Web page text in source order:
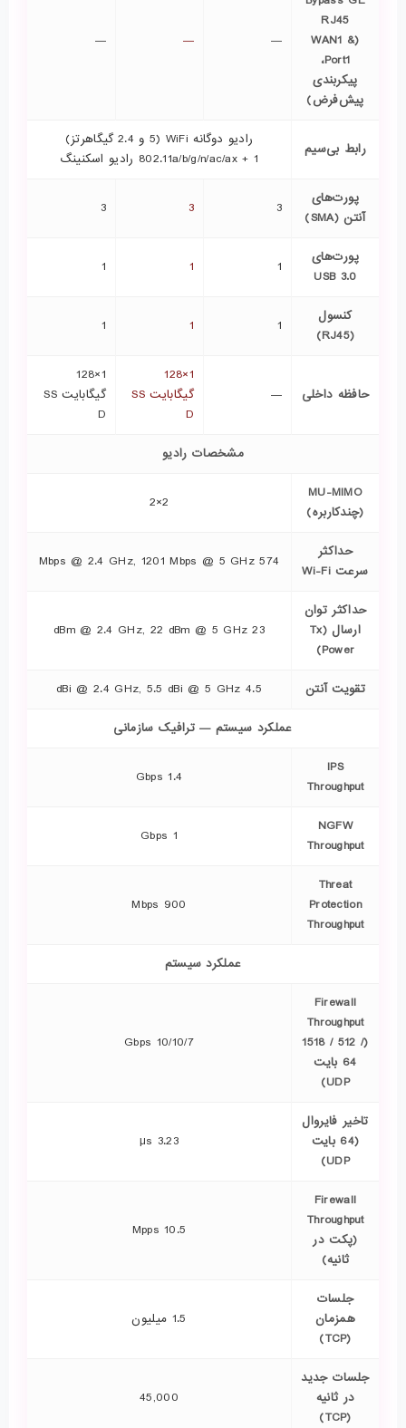
RJ45
(WAN1 &
Port1،
پیکربندی
پیش‌فرض)
—
—
—
رابط بی‌سیم
رادیو دوگانه WiFi (5 و 2.4 گیگاهرتز)
802.11a/b/g/n/ac/ax + 1 رادیو اسکنینگ
پورت‌های
آنتن (SMA)
3
3
3
پورت‌های
USB 3.0
1
1
1
کنسول
(RJ45)
1
1
1
حافظه داخلی —
1×128
گیگابایت SS
D
1×128
گیگابایت SS
D
مشخصات رادیو
MU-MIMO
(چندکاربره)
2×2
حداکثر
سرعت Wi-Fi
574 Mbps @ 2.4 GHz, 1201 Mbps @ 5 GHz
حداکثر توان
ارسال (Tx
Power)
23 dBm @ 2.4 GHz, 22 dBm @ 5 GHz
تقویت آنتن 4.5 dBi @ 2.4 GHz, 5.5 dBi @ 5 GHz
عملکرد سیستم — ترافیک سازمانی
IPS
Throughput
1.4 Gbps
NGFW
Throughput
1 Gbps
Threat
Protection
Throughput
900 Mbps
عملکرد سیستم
Firewall
Throughput
(1518 / 512 /
64 بایت
UDP)
10/10/7 Gbps
تاخیر فایروال
(64 بایت
UDP)
3.23 μs
Firewall
Throughput
(پکت در
ثانیه)
10.5 Mpps
جلسات
همزمان
(TCP)
1.5 میلیون
جلسات جدید
در ثانیه
(TCP)
45,000